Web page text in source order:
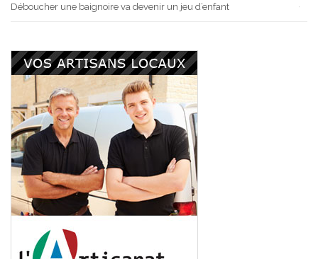
Déboucher une baignoire va devenir un jeu d’enfant